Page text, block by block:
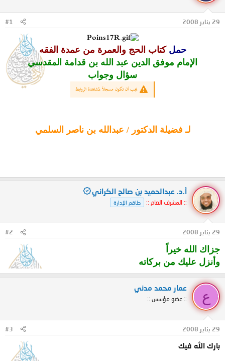
ل
م
و
ل
29 يناير 2008 #1
حملكتاب الحج والعمرة من عمدة الفقه
الإمام موفق الدين عبد الله بن قدامة المقدسي
سؤال وجواب
يجب أن تكون مسجلاً لمشاهدة الروابط
لـ فضيلة الدكتور / عبدالله بن ناصر السلمي
أ.د. عبدالحميد بن صالح الكراني
:: المشرف العام :: طاقم الإدارة
29 يناير 2008 #2
جزاك الله خيراً
وأنزل عليك من بركاته
ع
عمار محمد مدني
:: عضو مؤسس ::
29 يناير 2008 #3
بارك الله فيك